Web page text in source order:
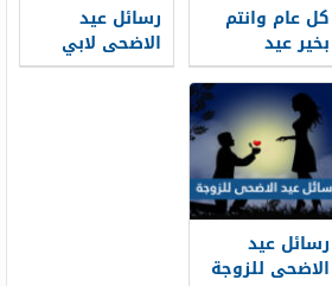
كل عام وانتم
بخير عيد
الاضحى 2026 ،
أجمل معايدات
كل عام وانتم
بخير 1448
رسائل عيد
الاضحى لابي
2026 … اجمل
رسائل عيد
الاضحى للزوجة